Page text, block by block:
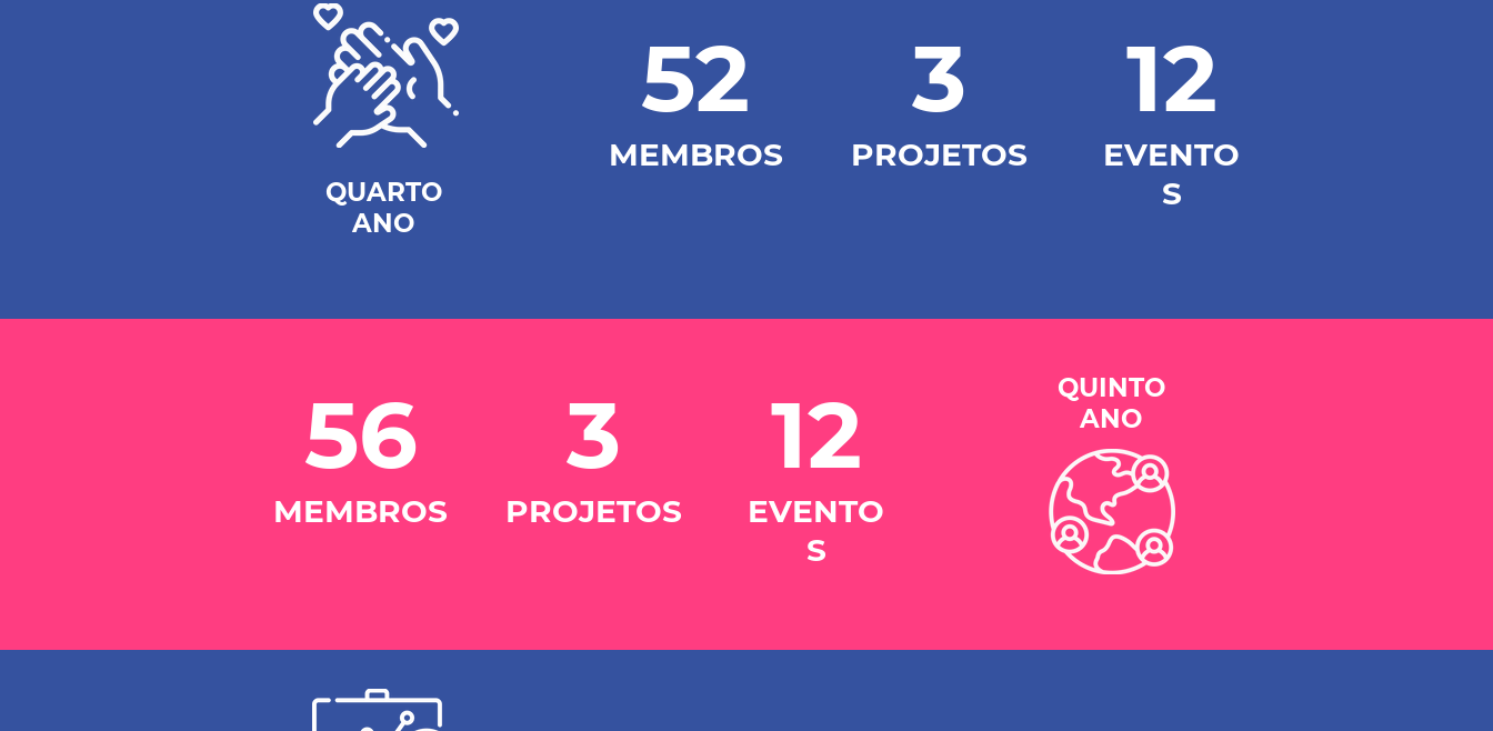
QUARTO
ANO
52
MEMBROS
3
PROJETOS
12
EVENTO
S
QUINTO
ANO
56
MEMBROS
3
PROJETOS
12
EVENTO
S